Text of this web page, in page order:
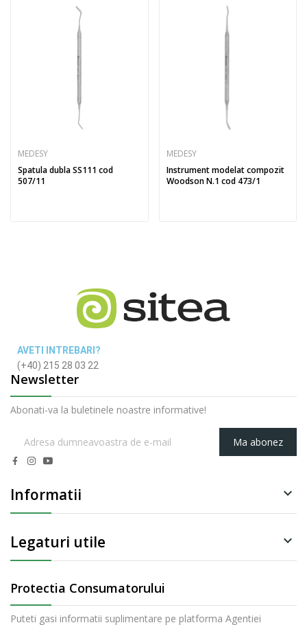
MEDESY
Spatula dubla SS111 cod
507/11
MEDESY
Instrument modelat compozit
Woodson N.1 cod 473/1
AVETI INTREBARI?
(+40) 215 28 03 22
Newsletter
Abonati-va la buletinele noastre informative!
Ma abonez
Informatii 
Legaturi utile 
Protectia Consumatorului
Puteti gasi informatii suplimentare pe platforma Agentiei